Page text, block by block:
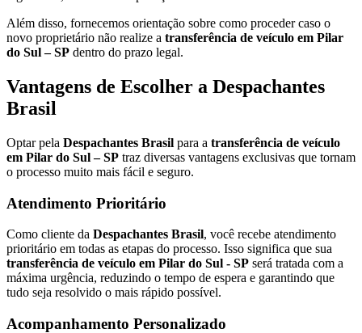
Além disso, fornecemos orientação sobre como proceder caso o
novo proprietário não realize a transferência de veículo em Pilar
do Sul – SP dentro do prazo legal.
Vantagens de Escolher a Despachantes
Brasil
Optar pela Despachantes Brasil para a transferência de veículo
em Pilar do Sul – SP traz diversas vantagens exclusivas que tornam
o processo muito mais fácil e seguro.
Atendimento Prioritário
Como cliente da Despachantes Brasil, você recebe atendimento
prioritário em todas as etapas do processo. Isso significa que sua
transferência de veículo em Pilar do Sul - SP será tratada com a
máxima urgência, reduzindo o tempo de espera e garantindo que
tudo seja resolvido o mais rápido possível.
Acompanhamento Personalizado